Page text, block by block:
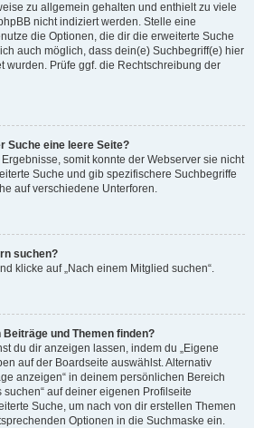
zu allgemein gehalten und enthielt zu viele
nicht indiziert werden. Stelle eine
die Optionen, die dir die erweiterte Suche
auch möglich, dass dein(e) Suchbegriff(e) hier
wurden. Prüfe ggf. die Rechtschreibung der
Suche eine leere Seite?
somit konnte der Webserver sie nicht
Suche und gib spezifischere Suchbegriffe
auf verschiedene Unterforen.
suchen?
klicke auf „Nach einem Mitglied suchen“.
und Themen finden?
du dir anzeigen lassen, indem du „Eigene
auf der Boardseite auswählst. Alternativ
anzeigen“ in deinem persönlichen Bereich
suchen“ auf deiner eigenen Profilseite
Suche, um nach von dir erstellen Themen
Optionen in die Suchmaske ein.